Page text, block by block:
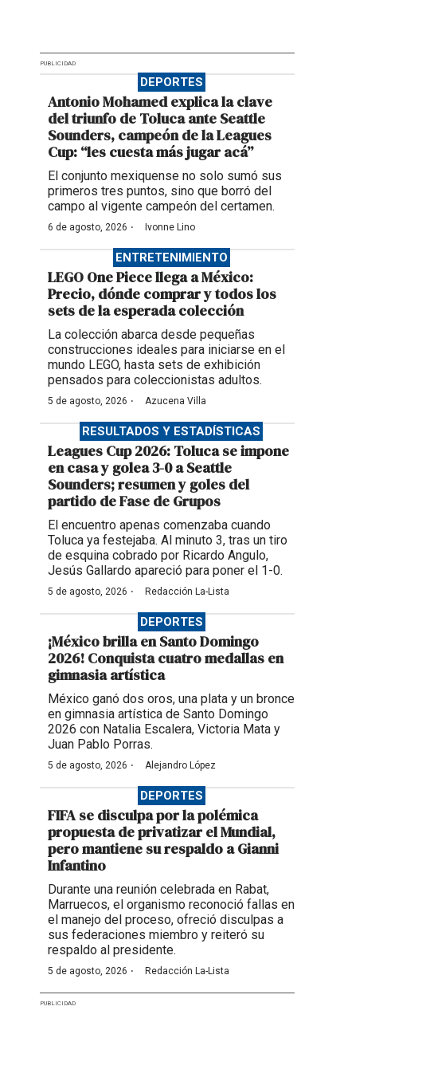
PUBLICIDAD
DEPORTES
Antonio Mohamed explica la clave
del triunfo de Toluca ante Seattle
Sounders, campeón de la Leagues
Cup: “les cuesta más jugar acá”
El conjunto mexiquense no solo sumó sus
primeros tres puntos, sino que borró del
campo al vigente campeón del certamen.
6 de agosto, 2026 · Ivonne Lino
ENTRETENIMIENTO
LEGO One Piece llega a México:
Precio, dónde comprar y todos los
sets de la esperada colección
La colección abarca desde pequeñas
construcciones ideales para iniciarse en el
mundo LEGO, hasta sets de exhibición
pensados para coleccionistas adultos.
5 de agosto, 2026 · Azucena Villa
RESULTADOS Y ESTADÍSTICAS
Leagues Cup 2026: Toluca se impone
en casa y golea 3-0 a Seattle
Sounders; resumen y goles del
partido de Fase de Grupos
El encuentro apenas comenzaba cuando
Toluca ya festejaba. Al minuto 3, tras un tiro
de esquina cobrado por Ricardo Angulo,
Jesús Gallardo apareció para poner el 1-0.
5 de agosto, 2026 · Redacción La-Lista
DEPORTES
¡México brilla en Santo Domingo
2026! Conquista cuatro medallas en
gimnasia artística
México ganó dos oros, una plata y un bronce
en gimnasia artística de Santo Domingo
2026 con Natalia Escalera, Victoria Mata y
Juan Pablo Porras.
5 de agosto, 2026 · Alejandro López
DEPORTES
FIFA se disculpa por la polémica
propuesta de privatizar el Mundial,
pero mantiene su respaldo a Gianni
Infantino
Durante una reunión celebrada en Rabat,
Marruecos, el organismo reconoció fallas en
el manejo del proceso, ofreció disculpas a
sus federaciones miembro y reiteró su
respaldo al presidente.
5 de agosto, 2026 · Redacción La-Lista
PUBLICIDAD